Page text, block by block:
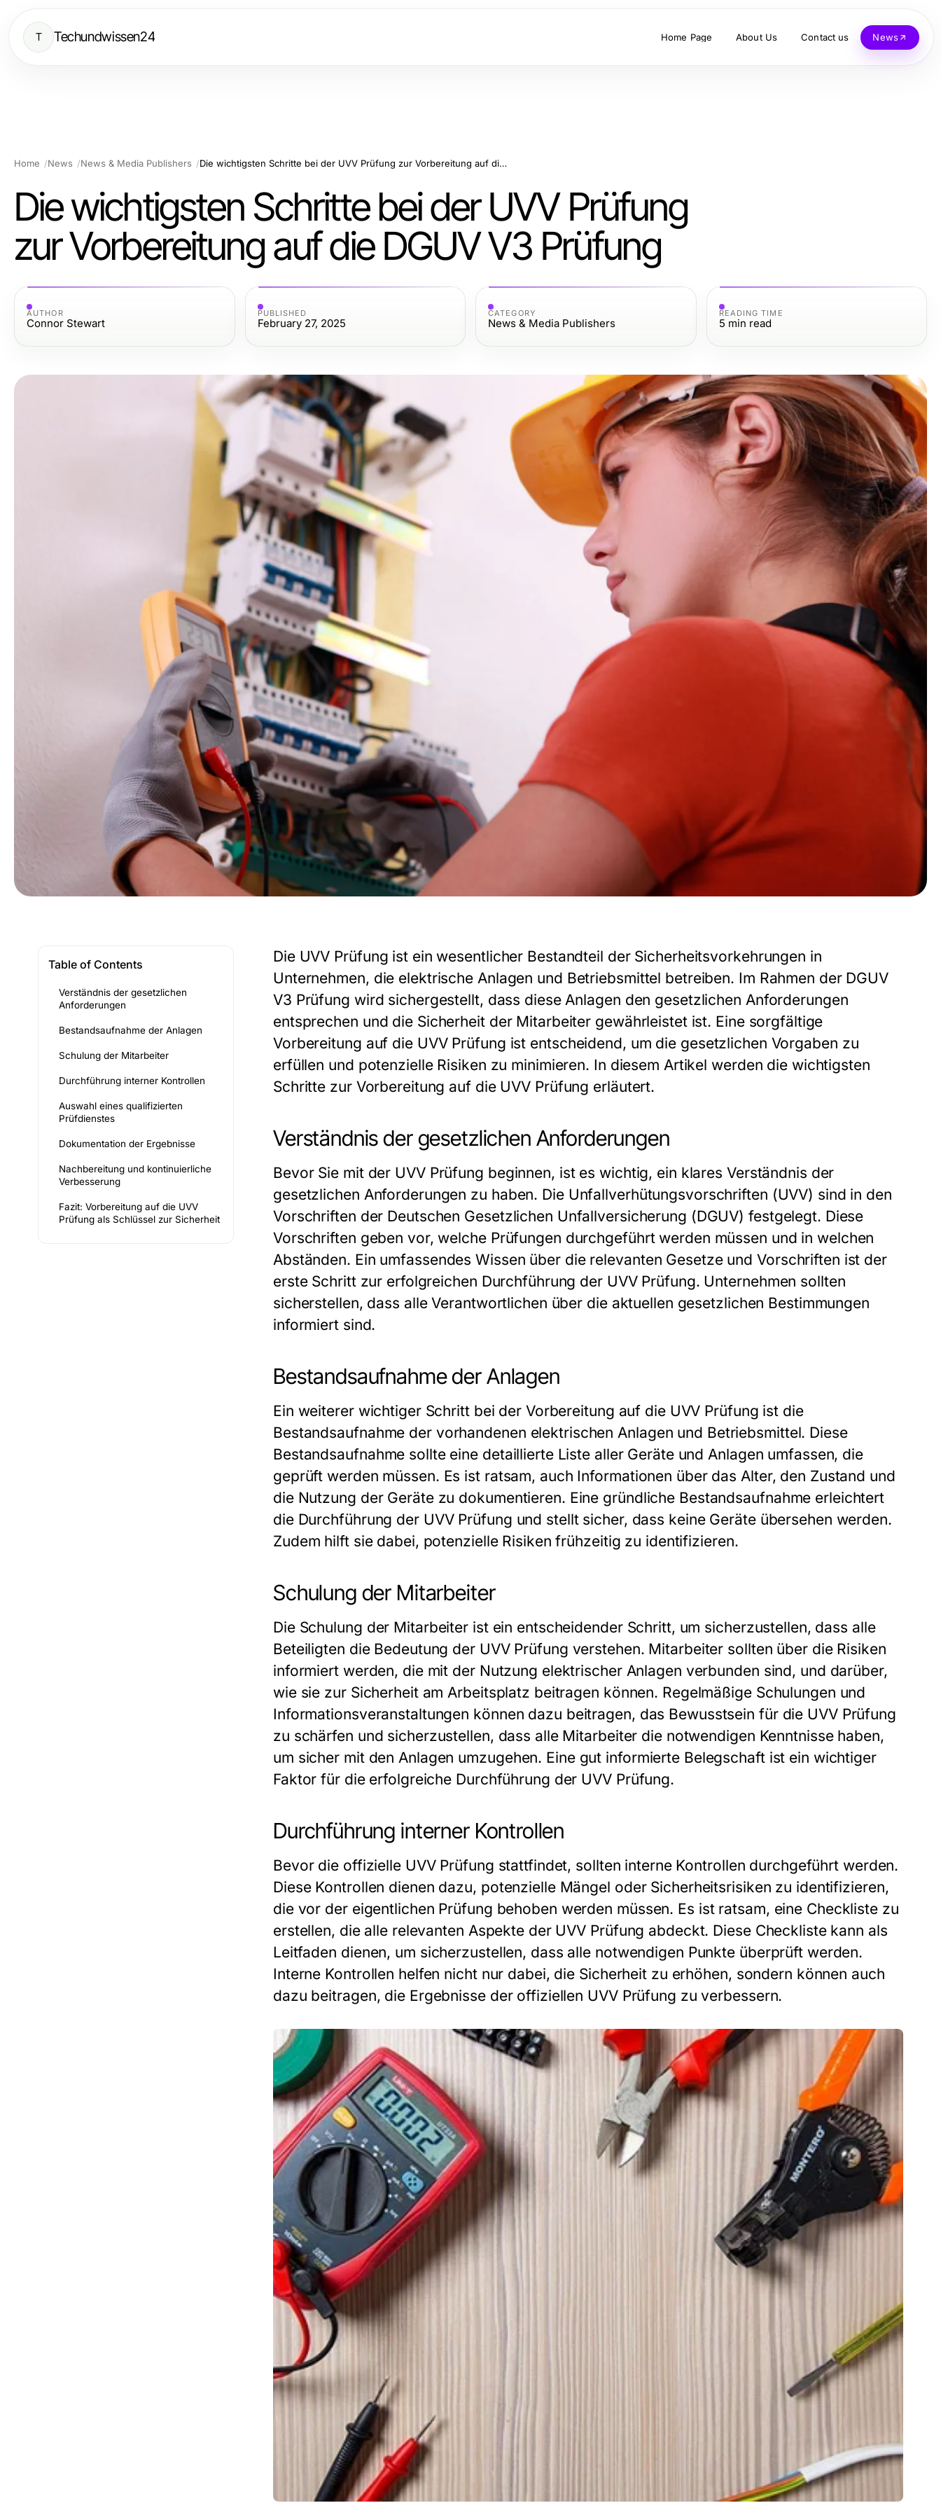
T Techundwissen24 Home Page About Us Contact us News
Home News News & Media Publishers Die wichtigsten Schritte bei der UVV Prüfung zur Vorbereitung auf die DGUV V3 Prüfung
Die wichtigsten Schritte bei der UVV Prüfung
zur Vorbereitung auf die DGUV V3 Prüfung
AUTHOR
Connor Stewart
PUBLISHED
February 27, 2025
CATEGORY
News & Media Publishers
READING TIME
5 min read
Table of Contents
Verständnis der gesetzlichen
Anforderungen
Bestandsaufnahme der Anlagen
Schulung der Mitarbeiter
Durchführung interner Kontrollen
Auswahl eines qualifizierten
Prüfdienstes
Dokumentation der Ergebnisse
Nachbereitung und kontinuierliche
Verbesserung
Fazit: Vorbereitung auf die UVV
Prüfung als Schlüssel zur Sicherheit
Die UVV Prüfung ist ein wesentlicher Bestandteil der Sicherheitsvorkehrungen in
Unternehmen, die elektrische Anlagen und Betriebsmittel betreiben. Im Rahmen der DGUV
V3 Prüfung wird sichergestellt, dass diese Anlagen den gesetzlichen Anforderungen
entsprechen und die Sicherheit der Mitarbeiter gewährleistet ist. Eine sorgfältige
Vorbereitung auf die UVV Prüfung ist entscheidend, um die gesetzlichen Vorgaben zu
erfüllen und potenzielle Risiken zu minimieren. In diesem Artikel werden die wichtigsten
Schritte zur Vorbereitung auf die UVV Prüfung erläutert.
Verständnis der gesetzlichen Anforderungen
Bevor Sie mit der UVV Prüfung beginnen, ist es wichtig, ein klares Verständnis der
gesetzlichen Anforderungen zu haben. Die Unfallverhütungsvorschriften (UVV) sind in den
Vorschriften der Deutschen Gesetzlichen Unfallversicherung (DGUV) festgelegt. Diese
Vorschriften geben vor, welche Prüfungen durchgeführt werden müssen und in welchen
Abständen. Ein umfassendes Wissen über die relevanten Gesetze und Vorschriften ist der
erste Schritt zur erfolgreichen Durchführung der UVV Prüfung. Unternehmen sollten
sicherstellen, dass alle Verantwortlichen über die aktuellen gesetzlichen Bestimmungen
informiert sind.
Bestandsaufnahme der Anlagen
Ein weiterer wichtiger Schritt bei der Vorbereitung auf die UVV Prüfung ist die
Bestandsaufnahme der vorhandenen elektrischen Anlagen und Betriebsmittel. Diese
Bestandsaufnahme sollte eine detaillierte Liste aller Geräte und Anlagen umfassen, die
geprüft werden müssen. Es ist ratsam, auch Informationen über das Alter, den Zustand und
die Nutzung der Geräte zu dokumentieren. Eine gründliche Bestandsaufnahme erleichtert
die Durchführung der UVV Prüfung und stellt sicher, dass keine Geräte übersehen werden.
Zudem hilft sie dabei, potenzielle Risiken frühzeitig zu identifizieren.
Schulung der Mitarbeiter
Die Schulung der Mitarbeiter ist ein entscheidender Schritt, um sicherzustellen, dass alle
Beteiligten die Bedeutung der UVV Prüfung verstehen. Mitarbeiter sollten über die Risiken
informiert werden, die mit der Nutzung elektrischer Anlagen verbunden sind, und darüber,
wie sie zur Sicherheit am Arbeitsplatz beitragen können. Regelmäßige Schulungen und
Informationsveranstaltungen können dazu beitragen, das Bewusstsein für die UVV Prüfung
zu schärfen und sicherzustellen, dass alle Mitarbeiter die notwendigen Kenntnisse haben,
um sicher mit den Anlagen umzugehen. Eine gut informierte Belegschaft ist ein wichtiger
Faktor für die erfolgreiche Durchführung der UVV Prüfung.
Durchführung interner Kontrollen
Bevor die offizielle UVV Prüfung stattfindet, sollten interne Kontrollen durchgeführt werden.
Diese Kontrollen dienen dazu, potenzielle Mängel oder Sicherheitsrisiken zu identifizieren,
die vor der eigentlichen Prüfung behoben werden müssen. Es ist ratsam, eine Checkliste zu
erstellen, die alle relevanten Aspekte der UVV Prüfung abdeckt. Diese Checkliste kann als
Leitfaden dienen, um sicherzustellen, dass alle notwendigen Punkte überprüft werden.
Interne Kontrollen helfen nicht nur dabei, die Sicherheit zu erhöhen, sondern können auch
dazu beitragen, die Ergebnisse der offiziellen UVV Prüfung zu verbessern.